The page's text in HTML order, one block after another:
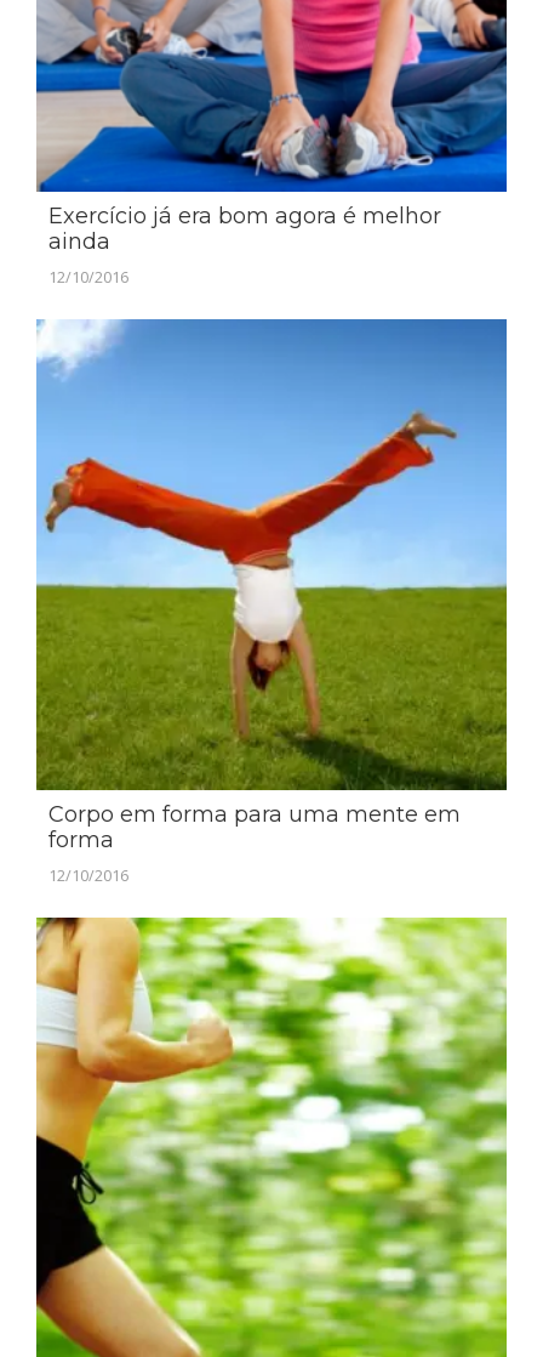
Exercício já era bom agora é melhor
ainda
12/10/2016
Corpo em forma para uma mente em
forma
12/10/2016